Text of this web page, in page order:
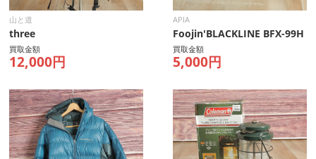
山と道
three
買取金額
12,000円
APIA
Foojin'BLACKLINE BFX-99H
買取金額
5,000円